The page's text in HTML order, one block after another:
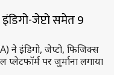
जेप्टो समेत 9
ने इंडिगो, जेप्टो, फिजिक्स
प्लेटफॉर्म पर जुर्माना लगाया